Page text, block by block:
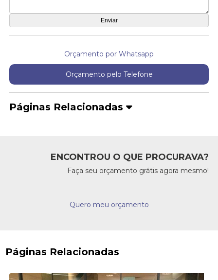
Orçamento por Whatsapp
Orçamento pelo Telefone
Páginas Relacionadas
ENCONTROU O QUE PROCURAVA?
Faça seu orçamento grátis agora mesmo!
Quero meu orçamento
Páginas Relacionadas